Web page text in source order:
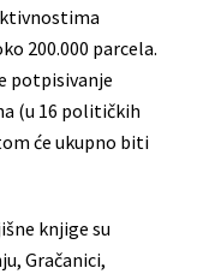
200.000 parcela.
potpisivanje
(u 16 političkih
će ukupno biti
knjige su
Gračanici,